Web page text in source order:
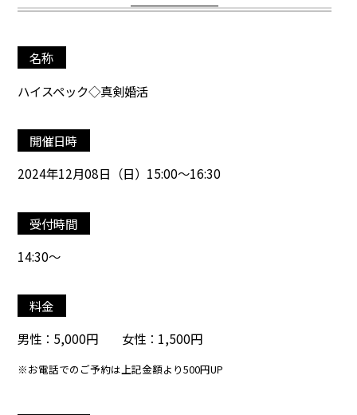
名称
ハイスペック◇真剣婚活
開催日時
2024年12月08日（日）15:00～16:30
受付時間
14:30～
料金
男性：5,000円 女性：1,500円
※お電話でのご予約は上記金額より500円UP